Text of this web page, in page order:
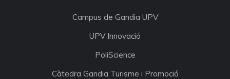
Campus de Gandia UPV
UPV Innovació
PoliScience
Càtedra Gandia Turisme i Promoció